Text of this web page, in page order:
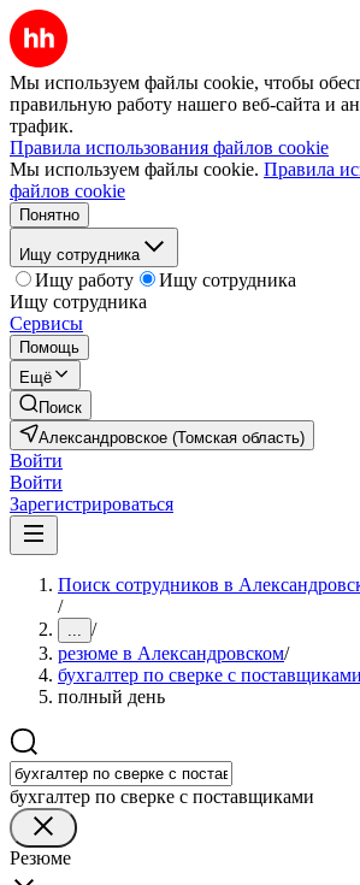
Мы используем файлы cookie, чтобы
правильную работу нашего веб-сайта и
трафик.
Правила использования файлов cookie
Мы используем файлы cookie. Правила
файлов cookie
Понятно
Ищу сотрудника
Ищу работу
Ищу сотрудника
Ищу сотрудника
Сервисы
Помощь
Ещё
Поиск
Александровское (Томская область)
Войти
Войти
Зарегистрироваться
Поиск сотрудников в
/
... /
резюме в Александровском/
бухгалтер по сверке с поставщиками
полный день
бухгалтер по сверке с поставщиками
Резюме